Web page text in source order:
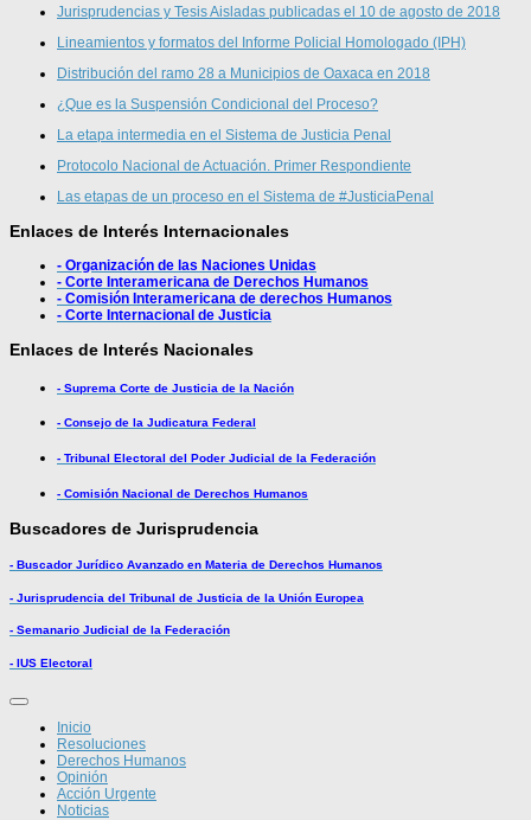
Jurisprudencias y Tesis Aisladas publicadas el 10 de agosto de 2018
Lineamientos y formatos del Informe Policial Homologado (IPH)
Distribución del ramo 28 a Municipios de Oaxaca en 2018
¿Que es la Suspensión Condicional del Proceso?
La etapa intermedia en el Sistema de Justicia Penal
Protocolo Nacional de Actuación. Primer Respondiente
Las etapas de un proceso en el Sistema de #JusticiaPenal
Enlaces de Interés Internacionales
- Organización de las Naciones Unidas
- Corte Interamericana de Derechos Humanos
- Comisión Interamericana de derechos Humanos
- Corte Internacional de Justicia
Enlaces de Interés Nacionales
- Suprema Corte de Justicia de la Nación
- Consejo de la Judicatura Federal
- Tribunal Electoral del Poder Judicial de la Federación
- Comisión Nacional de Derechos Humanos
Buscadores de Jurisprudencia
- Buscador Jurídico Avanzado en Materia de Derechos Humanos
- Jurisprudencia del Tribunal de Justicia de la Unión Europea
- Semanario Judicial de la Federación
- IUS Electoral
Inicio
Resoluciones
Derechos Humanos
Opinión
Acción Urgente
Noticias